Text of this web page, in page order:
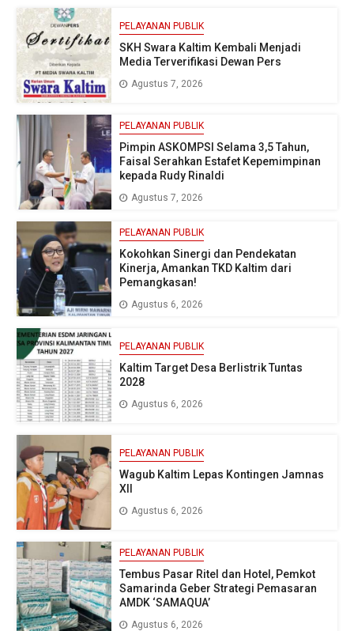
PELAYANAN PUBLIK
SKH Swara Kaltim Kembali Menjadi
Media Terverifikasi Dewan Pers
Agustus 7, 2026
PELAYANAN PUBLIK
Pimpin ASKOMPSI Selama 3,5 Tahun,
Faisal Serahkan Estafet Kepemimpinan
kepada Rudy Rinaldi
Agustus 7, 2026
PELAYANAN PUBLIK
Kokohkan Sinergi dan Pendekatan
Kinerja, Amankan TKD Kaltim dari
Pemangkasan!
Agustus 6, 2026
PELAYANAN PUBLIK
Kaltim Target Desa Berlistrik Tuntas
2028
Agustus 6, 2026
PELAYANAN PUBLIK
Wagub Kaltim Lepas Kontingen Jamnas
XII
Agustus 6, 2026
PELAYANAN PUBLIK
Tembus Pasar Ritel dan Hotel, Pemkot
Samarinda Geber Strategi Pemasaran
AMDK ‘SAMAQUA’
Agustus 6, 2026